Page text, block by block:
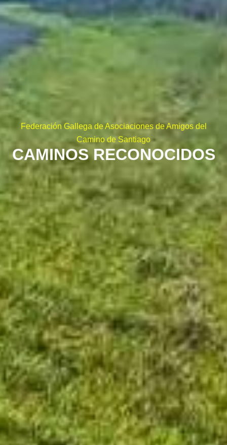
Federación Gallega de Asociaciones de Amigos del
Camino de Santiago
CAMINOS RECONOCIDOS